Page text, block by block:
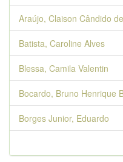
Araújo, Claison Cândido de
Batista, Caroline Alves
Blessa, Camila Valentin
Bocardo, Bruno Henrique
Borges Junior, Eduardo